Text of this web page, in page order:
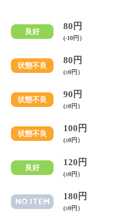
良好
80円
(-10円）
状態不良
80円
(±0円）
状態不良
90円
(±0円）
状態不良
100円
(±0円）
良好
120円
(±0円）
NO ITEM
180円
(±0円）